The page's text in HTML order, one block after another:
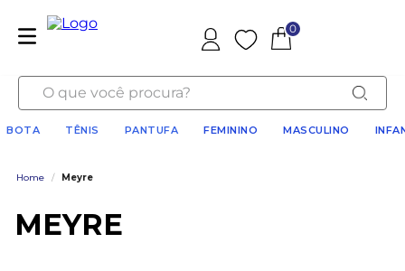
Favoritos
0
O que você procura?
BOTA TÊNIS PANTUFA FEMININO MASCULINO
Home / Meyre
MEYRE